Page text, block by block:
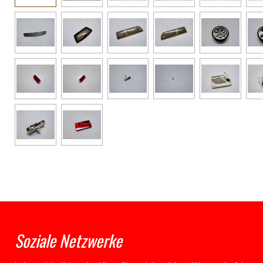
Soziale Netzwerke